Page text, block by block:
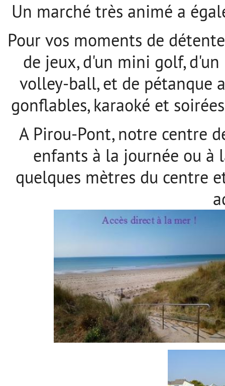
Un marché très animé a
Pour vos moments de
de jeux, d'un mini golf,
volley-ball, et de pétanque
gonflables, karaoké et
A Pirou-Pont, notre centre
enfants à la journée ou à
quelques mètres du centre